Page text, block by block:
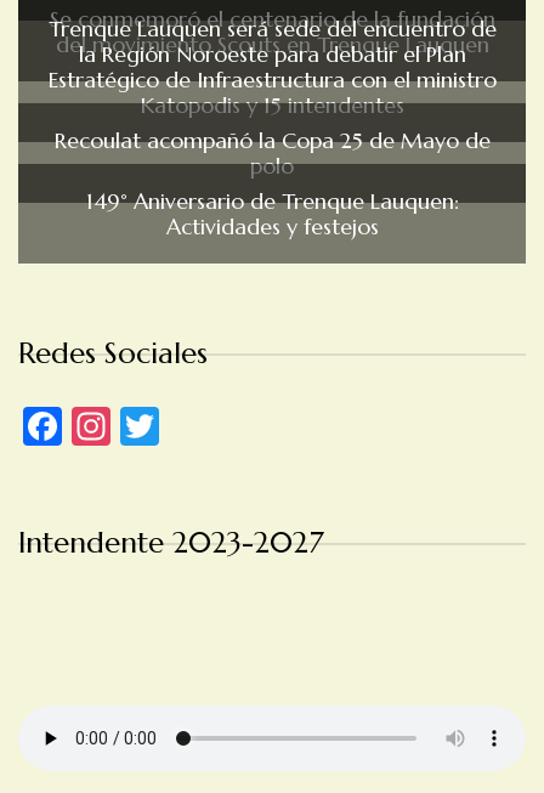
Se conmemoró el centenario de la fundación
del movimiento Scouts en Trenque Lauquen
Trenque Lauquen será sede del encuentro de
la Región Noroeste para debatir el Plan
Estratégico de Infraestructura con el ministro
Katopodis y 15 intendentes
Recoulat acompañó la Copa 25 de Mayo de
polo
149° Aniversario de Trenque Lauquen:
Actividades y festejos
Redes Sociales
Facebook
Instagram
Intendente 2023-2027